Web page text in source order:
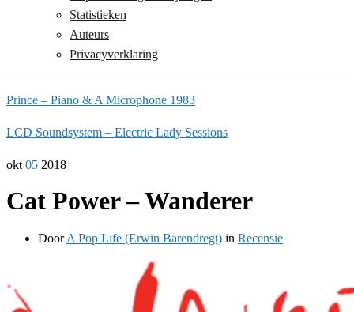
Statistieken
Auteurs
Privacyverklaring
Prince – Piano & A Microphone 1983
LCD Soundsystem – Electric Lady Sessions
okt 05 2018
Cat Power – Wanderer
DoorA Pop Life (Erwin Barendregt) in Recensie